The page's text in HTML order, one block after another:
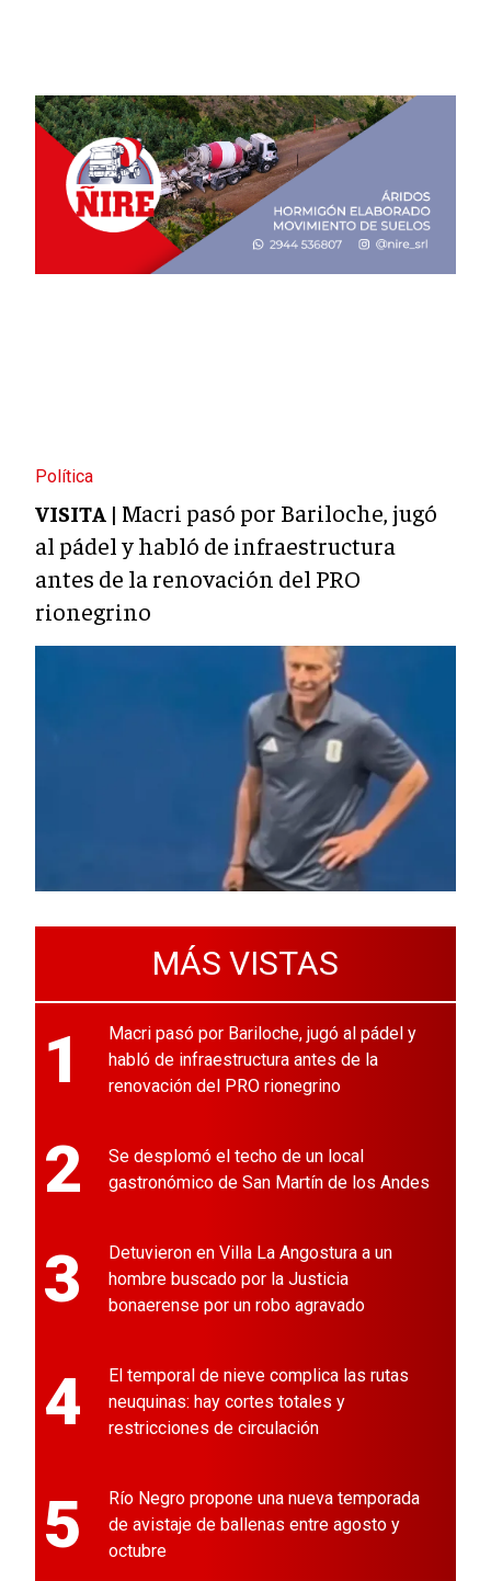
Política
VISITA | Macri pasó por Bariloche, jugó
al pádel y habló de infraestructura
antes de la renovación del PRO
rionegrino
MÁS VISTAS
1
Macri pasó por Bariloche, jugó al pádel y
habló de infraestructura antes de la
renovación del PRO rionegrino
2
Se desplomó el techo de un local
gastronómico de San Martín de los Andes
3
Detuvieron en Villa La Angostura a un
hombre buscado por la Justicia
bonaerense por un robo agravado
4
El temporal de nieve complica las rutas
neuquinas: hay cortes totales y
restricciones de circulación
5
Río Negro propone una nueva temporada
de avistaje de ballenas entre agosto y
octubre